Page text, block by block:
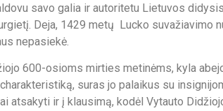
savo galia ir autoritetu Lietuvos
Deja, 1429 metų Lucko suvažiavimo
nepasiekė.
600-osioms mirties metinėms, kyla
suras jo palaikus su
atsakyti ir į klausimą, kodėl Vytauto